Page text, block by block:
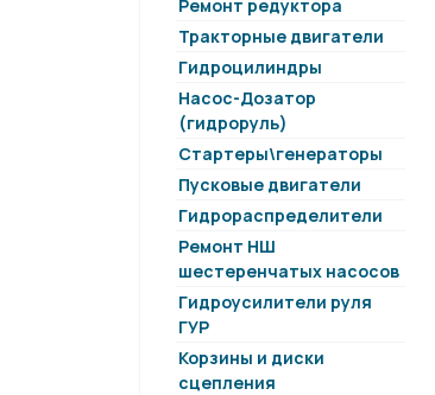
Ремонт редуктора
Тракторные двигатели
Гидроцилиндры
Насос-Дозатор
(гидроруль)
Стартеры\генераторы
Пусковые двигатели
Гидрораспределители
Ремонт НШ
шестеренчатых насосов
Гидроусилители руля
ГУР
Корзины и диски
сцепления